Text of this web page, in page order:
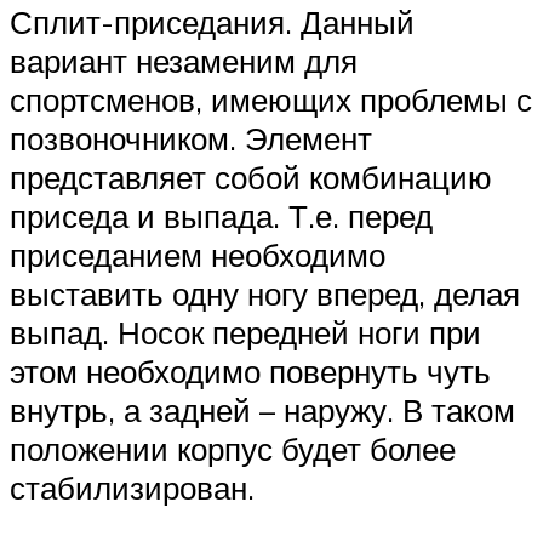
Сплит-приседания. Данный
вариант незаменим для
спортсменов, имеющих проблемы с
позвоночником. Элемент
представляет собой комбинацию
приседа и выпада. Т.е. перед
приседанием необходимо
выставить одну ногу вперед, делая
выпад. Носок передней ноги при
этом необходимо повернуть чуть
внутрь, а задней – наружу. В таком
положении корпус будет более
стабилизирован.